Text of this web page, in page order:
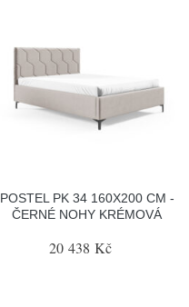
POSTEL PK 34 160X200 CM -
ČERNÉ NOHY KRÉMOVÁ
20 438 Kč